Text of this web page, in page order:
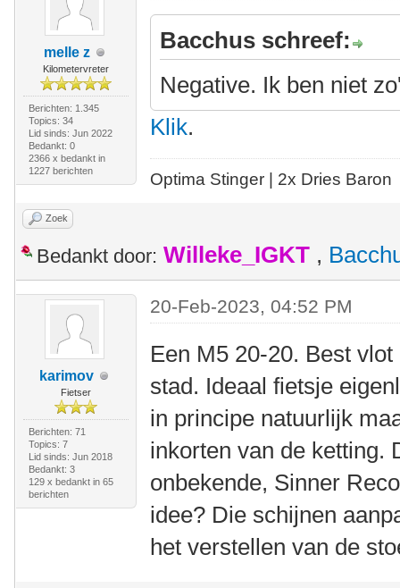
melle z
Kilometervreter
Berichten: 1.345
Topics: 34
Lid sinds: Jun 2022
Bedankt: 0
2366 x bedankt in
1227 berichten
Bacchus schreef:
Negative. Ik ben niet
Klik.
Optima Stinger | 2x Dries Baron
Zoek
Bedankt door: Willeke_IGKT ,
karimov
Fietser
Berichten: 71
Topics: 7
Lid sinds: Jun 2018
Bedankt: 3
129 x bedankt in 65
berichten
20-Feb-2023, 04:52 PM
Een M5 20-20. Best
stad. Ideaal fietsje
in principe natuurlijk
inkorten van de ketting.
onbekende, Sinner
idee? Die schijnen
het verstellen van de